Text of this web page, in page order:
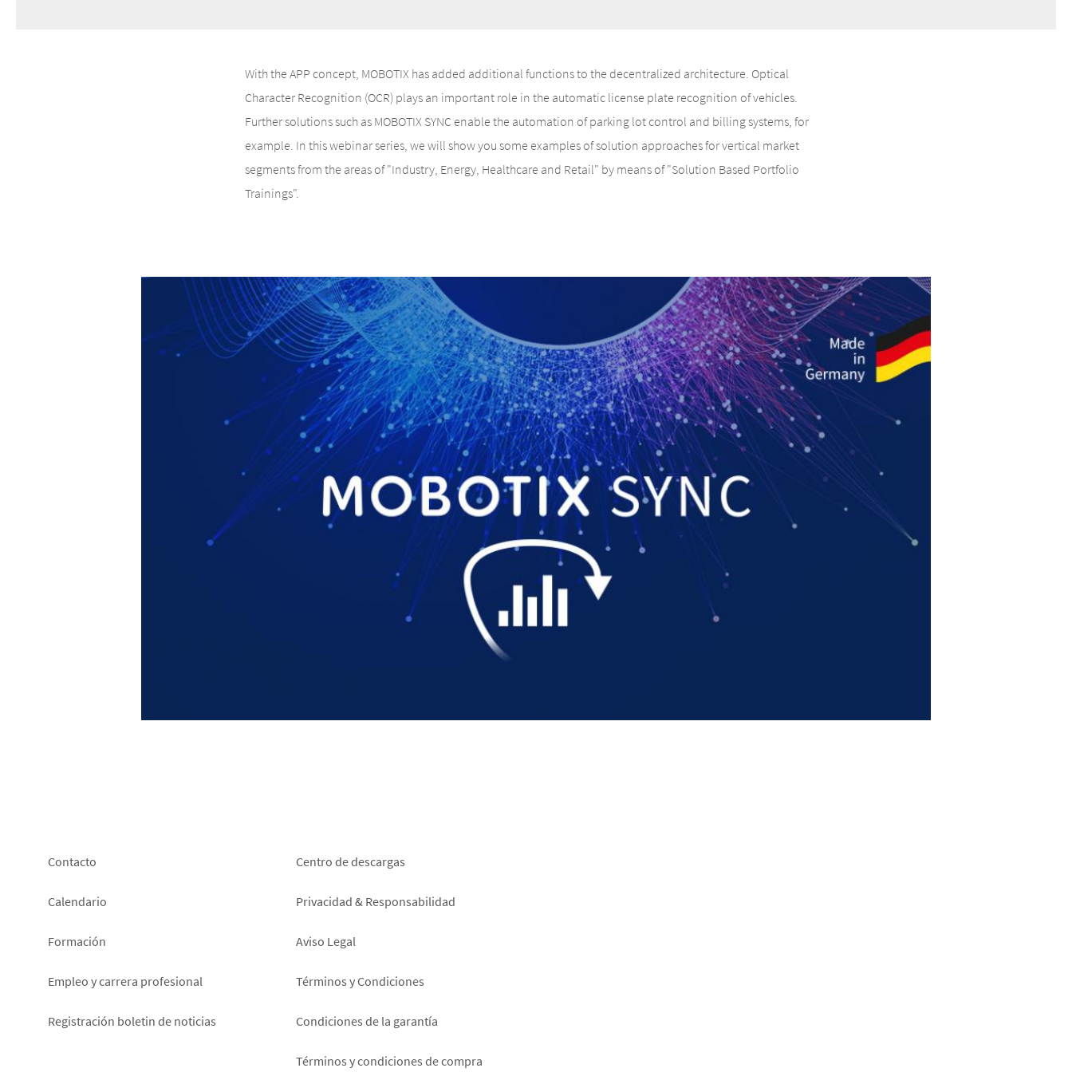
With the APP concept, MOBOTIX has added additional functions to the decentralized architecture. Optical
Character Recognition (OCR) plays an important role in the automatic license plate recognition of vehicles.
Further solutions such as MOBOTIX SYNC enable the automation of parking lot control and billing systems, for
example. In this webinar series, we will show you some examples of solution approaches for vertical market
segments from the areas of "Industry, Energy, Healthcare and Retail" by means of "Solution Based Portfolio
Trainings".
Footer
left
Contacto
Calendario
Formación
Empleo y carrera profesional
Registración boletin de noticias
Footer
right
Centro de descargas
Privacidad & Responsabilidad
Aviso Legal
Términos y Condiciones
Condiciones de la garantía
Términos y condiciones de compra